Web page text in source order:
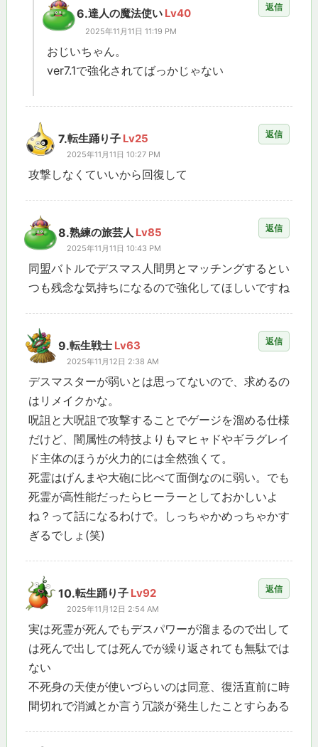
6.達人の魔法使い Lv40
2025年11月11日 11:19 PM
おじいちゃん。
ver7.1で強化されてばっかじゃない
返信
7.転生踊り子 Lv25
2025年11月11日 10:27 PM
攻撃しなくていいから回復して
返信
8.熟練の旅芸人 Lv85
2025年11月11日 10:43 PM
同盟バトルでデスマス人間男とマッチングするとい
つも残念な気持ちになるので強化してほしいですね
返信
9.転生戦士 Lv63
2025年11月12日 2:38 AM
デスマスターが弱いとは思ってないので、求めるの
はリメイクかな。
呪詛と大呪詛で攻撃することでゲージを溜める仕様
だけど、闇属性の特技よりもマヒャドやギラグレイ
ド主体のほうが火力的には全然強くて。
死霊はげんまや大砲に比べて面倒なのに弱い。でも
死霊が高性能だったらヒーラーとしておかしいよ
ね？って話になるわけで。しっちゃかめっちゃかす
ぎるでしょ(笑)
返信
10.転生踊り子 Lv92
2025年11月12日 2:54 AM
実は死霊が死んでもデスパワーが溜まるので出して
は死んで出しては死んでが繰り返されても無駄では
ない
不死身の天使が使いづらいのは同意、復活直前に時
間切れで消滅とか言う冗談が発生したことすらある
返信